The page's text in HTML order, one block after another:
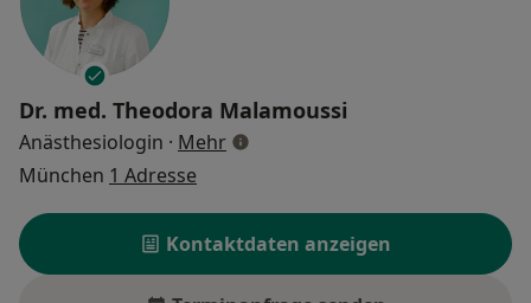
Dr. med. Theodora Malamoussi
Anästhesiologin · Mehrüber Spezialisierungen
München 1 Adresse
Kontaktdaten anzeigen